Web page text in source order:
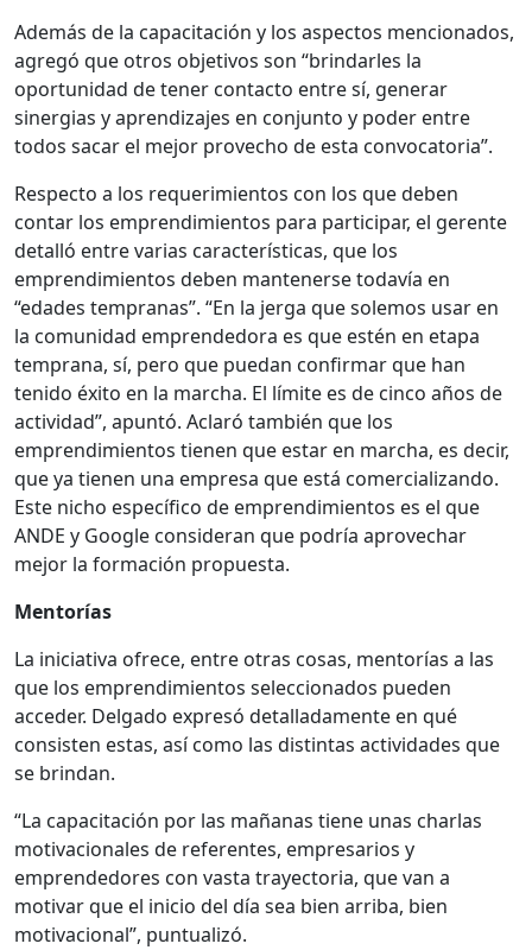
Además de la capacitación y los aspectos mencionados,
agregó que otros objetivos son “brindarles la
oportunidad de tener contacto entre sí, generar
sinergias y aprendizajes en conjunto y poder entre
todos sacar el mejor provecho de esta convocatoria”.
Respecto a los requerimientos con los que deben
contar los emprendimientos para participar, el gerente
detalló entre varias características, que los
emprendimientos deben mantenerse todavía en
“edades tempranas”. “En la jerga que solemos usar en
la comunidad emprendedora es que estén en etapa
temprana, sí, pero que puedan confirmar que han
tenido éxito en la marcha. El límite es de cinco años de
actividad”, apuntó. Aclaró también que los
emprendimientos tienen que estar en marcha, es decir,
que ya tienen una empresa que está comercializando.
Este nicho específico de emprendimientos es el que
ANDE y Google consideran que podría aprovechar
mejor la formación propuesta.
Mentorías
La iniciativa ofrece, entre otras cosas, mentorías a las
que los emprendimientos seleccionados pueden
acceder. Delgado expresó detalladamente en qué
consisten estas, así como las distintas actividades que
se brindan.
“La capacitación por las mañanas tiene unas charlas
motivacionales de referentes, empresarios y
emprendedores con vasta trayectoria, que van a
motivar que el inicio del día sea bien arriba, bien
motivacional”, puntualizó.